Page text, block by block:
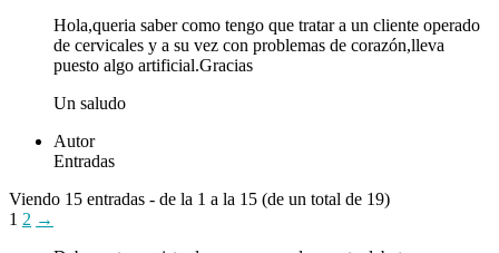
Hola,queria saber como tengo que tratar a un cliente operado
de cervicales y a su vez con problemas de corazón,lleva
puesto algo artificial.Gracias
Un saludo
Autor
Entradas
Viendo 15 entradas - de la 1 a la 15 (de un total de 19)
1 2 →